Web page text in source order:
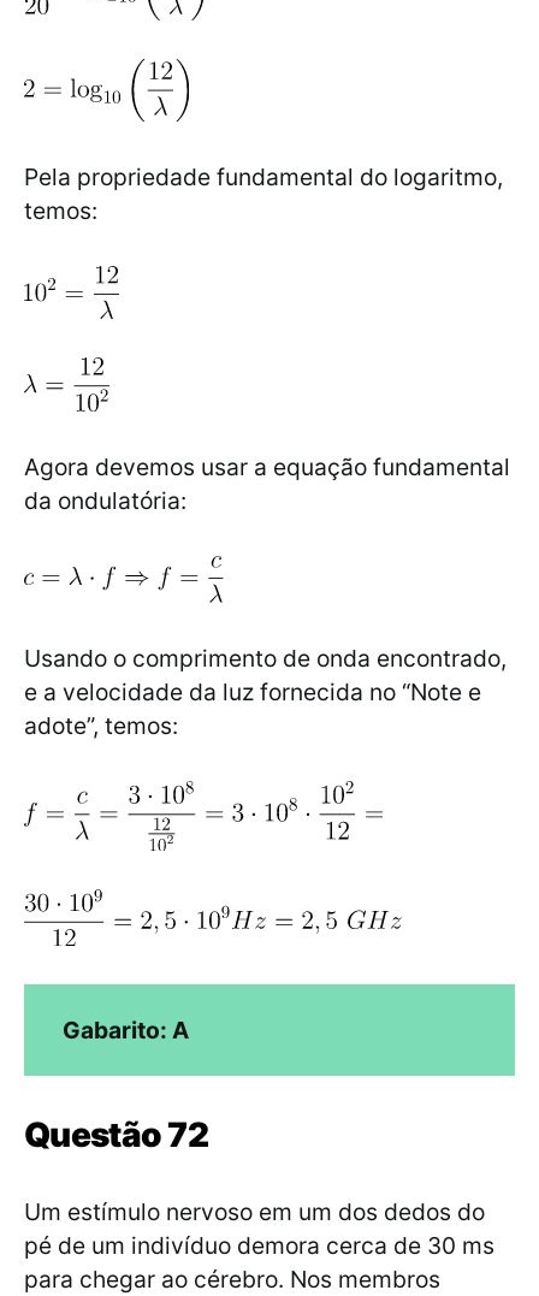
Pela propriedade fundamental do logaritmo,
temos:
Agora devemos usar a equação fundamental
da ondulatória:
Usando o comprimento de onda encontrado,
e a velocidade da luz fornecida no “Note e
adote”, temos:
Gabarito: A
Questão 72
Um estímulo nervoso em um dos dedos do
pé de um indivíduo demora cerca de 30 ms
para chegar ao cérebro. Nos membros